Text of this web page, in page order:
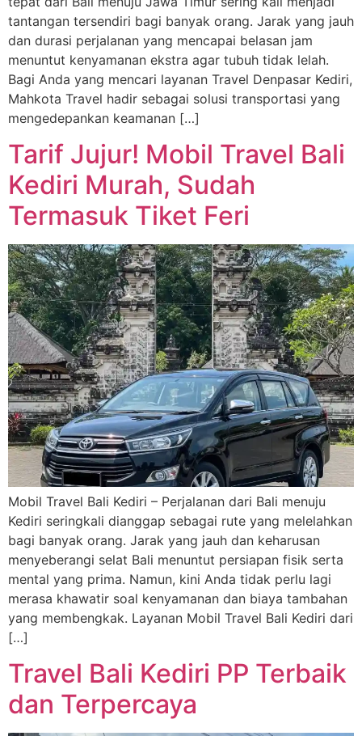
tantangan tersendiri bagi banyak orang. Jarak yang jauh
dan durasi perjalanan yang mencapai belasan jam
menuntut kenyamanan ekstra agar tubuh tidak lelah.
Bagi Anda yang mencari layanan Travel Denpasar Kediri,
Mahkota Travel hadir sebagai solusi transportasi yang
mengedepankan keamanan […]
Tarif Jujur! Mobil Travel Bali
Kediri Murah, Sudah
Termasuk Tiket Feri
Mobil Travel Bali Kediri – Perjalanan dari Bali menuju
Kediri seringkali dianggap sebagai rute yang melelahkan
bagi banyak orang. Jarak yang jauh dan keharusan
menyeberangi selat Bali menuntut persiapan fisik serta
mental yang prima. Namun, kini Anda tidak perlu lagi
merasa khawatir soal kenyamanan dan biaya tambahan
yang membengkak. Layanan Mobil Travel Bali Kediri dari
[…]
Travel Bali Kediri PP Terbaik
dan Terpercaya